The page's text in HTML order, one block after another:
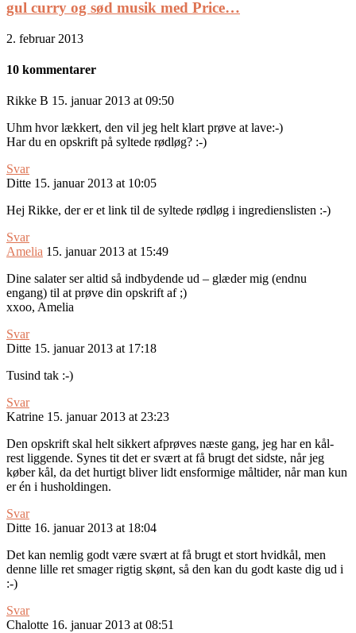
gul curry og sød musik med Price…
2. februar 2013
10 kommentarer
Rikke B 15. januar 2013 at 09:50
Uhm hvor lækkert, den vil jeg helt klart prøve at lave:-)
Har du en opskrift på syltede rødløg? :-)
Svar
Ditte 15. januar 2013 at 10:05
Hej Rikke, der er et link til de syltede rødløg i ingredienslisten :-)
Svar
Amelia 15. januar 2013 at 15:49
Dine salater ser altid så indbydende ud – glæder mig (endnu
engang) til at prøve din opskrift af ;)
xxoo, Amelia
Svar
Ditte 15. januar 2013 at 17:18
Tusind tak :-)
Svar
Katrine 15. januar 2013 at 23:23
Den opskrift skal helt sikkert afprøves næste gang, jeg har en kål-
rest liggende. Synes tit det er svært at få brugt det sidste, når jeg
køber kål, da det hurtigt bliver lidt ensformige måltider, når man kun
er én i husholdingen.
Svar
Ditte 16. januar 2013 at 18:04
Det kan nemlig godt være svært at få brugt et stort hvidkål, men
denne lille ret smager rigtig skønt, så den kan du godt kaste dig ud i
:-)
Svar
Chalotte 16. januar 2013 at 08:51